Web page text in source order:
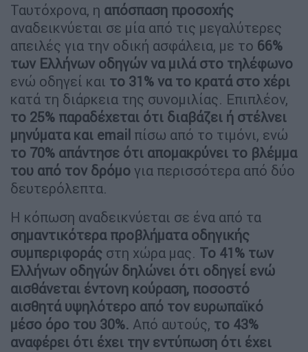
Ταυτόχρονα, η απόσπαση προσοχής
αναδεικνύεται σε μία από τις μεγαλύτερες
απειλές για την οδική ασφάλεια, με το 66%
των Ελλήνων οδηγών να μιλά στο τηλέφωνο
ενώ οδηγεί και το 31% να το κρατά στο χέρι
κατά τη διάρκεια της συνομιλίας. Επιπλέον,
το 25% παραδέχεται ότι διαβάζει ή στέλνει
μηνύματα και email πίσω από το τιμόνι, ενώ
το 70% απάντησε ότι απομακρύνει το βλέμμα
του από τον δρόμο για περισσότερα από δύο
δευτερόλεπτα.
Η κόπωση αναδεικνύεται σε ένα από τα
σημαντικότερα προβλήματα οδηγικής
συμπεριφοράς στη χώρα μας. Το 41% των
Ελλήνων οδηγών δηλώνει ότι οδηγεί ενώ
αισθάνεται έντονη κούραση, ποσοστό
αισθητά υψηλότερο από τον ευρωπαϊκό
μέσο όρο του 30%. Από αυτούς, το 43%
αναφέρει ότι έχει την εντύπωση ότι έχει